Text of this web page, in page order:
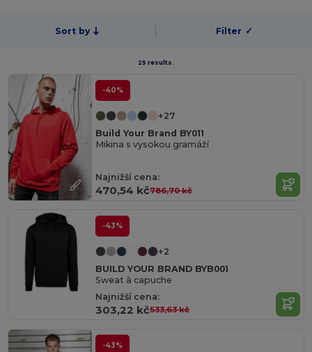
Sort by Filter ✓
25 results.
-40%
+27
Build Your Brand BY011
Mikina s vysokou gramáží
Najnižší cena:
470,54 kč786,70 kč
-43%
+2
BUILD YOUR BRAND BYB001
Sweat à capuche
Najnižší cena:
303,22 kč533,63 kč
-43%